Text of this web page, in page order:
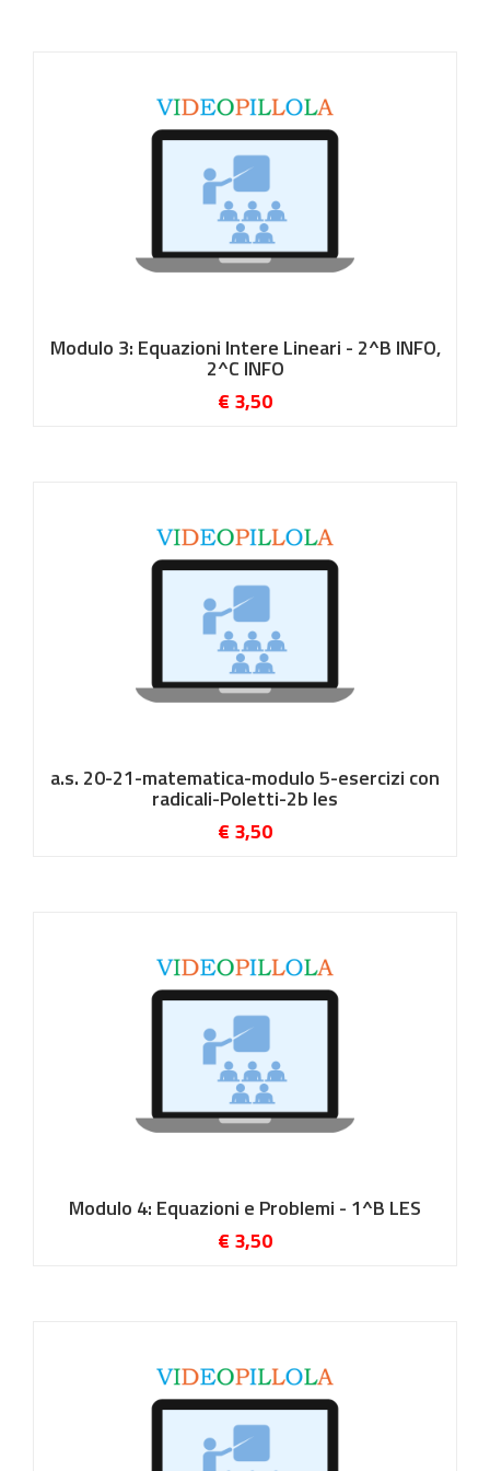
Modulo 3: Equazioni Intere Lineari - 2^B INFO,
2^C INFO
€ 3,50
a.s. 20-21-matematica-modulo 5-esercizi con
radicali-Poletti-2b les
€ 3,50
Modulo 4: Equazioni e Problemi - 1^B LES
€ 3,50